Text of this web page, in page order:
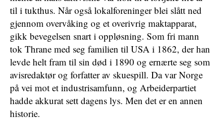
til i tukthus. Når også lokalforeninger blei slått ned
gjennom overvåking og et overivrig maktapparat,
gikk bevegelsen snart i oppløsning. Som fri mann
tok Thrane med seg familien til USA i 1862, der han
levde helt fram til sin død i 1890 og ernærte seg som
avisredaktør og forfatter av skuespill. Da var Norge
på vei mot et industrisamfunn, og Arbeiderpartiet
hadde akkurat sett dagens lys. Men det er en annen
historie.